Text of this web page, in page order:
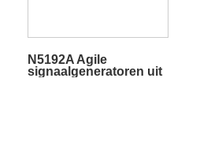
N5192A Agile
signaalgeneratoren uit